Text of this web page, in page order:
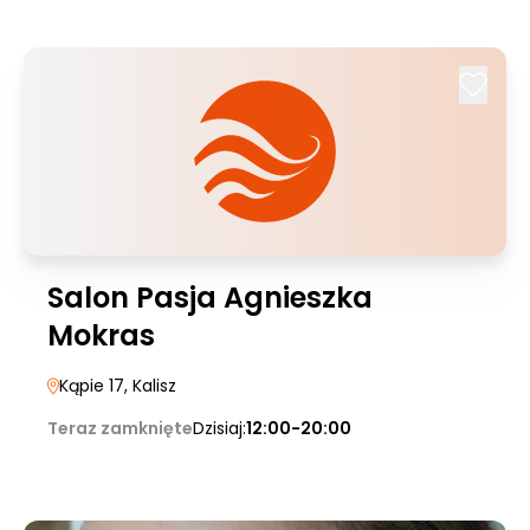
Salon Pasja Agnieszka
Mokras
Kąpie 17, Kalisz
Teraz zamknięteDzisiaj:12:00-20:00